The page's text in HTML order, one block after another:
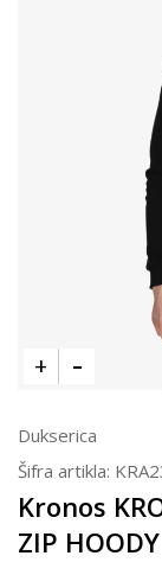
Dukserica
Šifra artikla:
Kronos
ZIP HOODY